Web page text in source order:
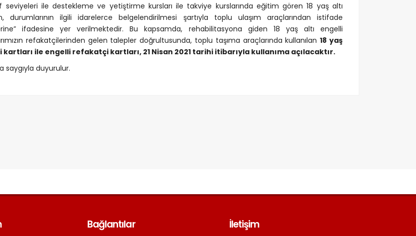
seviyeleri ile destekleme ve yetiştirme kursları ile takviye kurslarında eğitim gören 18 yaş altı
durumlarının ilgili idarelerce belgelendirilmesi şartıyla toplu ulaşım araçlarından istifade
ifadesine yer verilmektedir. Bu kapsamda, rehabilitasyona giden 18 yaş altı engelli
refakatçilerinden gelen talepler doğrultusunda, toplu taşıma araçlarında kullanılan18 yaş
kartları ile engelli refakatçi kartları, 21 Nisan 2021 tarihi itibarıyla kullanıma açılacaktır.
saygıyla duyurulur.
Bağlantılar İletişim